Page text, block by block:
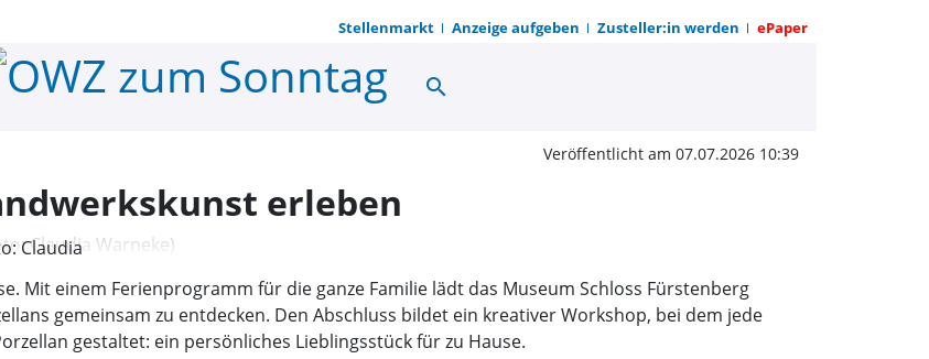
Stellenmarkt Anzeige aufgeben Zusteller:in werden ePaper
Porzellan entdecken,
search
Veröffentlicht am 07.07.2026 10:39
erleben
Claudia
Mit einem Ferienprogramm für die ganze Familie lädt das Museum Schloss Fürstenberg
gemeinsam zu entdecken. Den Abschluss bildet ein kreativer Workshop, bei dem jede
gestaltet: ein persönliches Lieblingsstück für zu Hause.